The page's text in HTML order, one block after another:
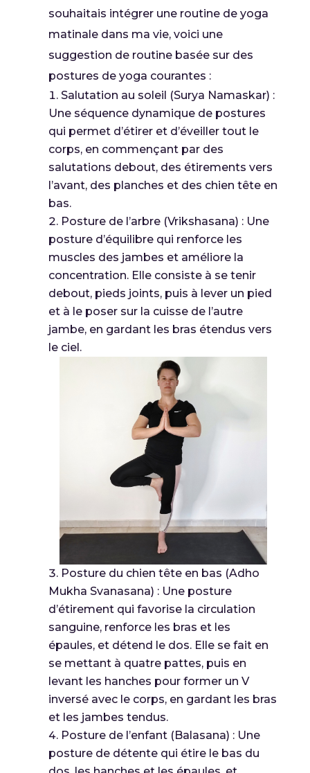
souhaitais intégrer une routine de yoga
matinale dans ma vie, voici une
suggestion de routine basée sur des
postures de yoga courantes :
Salutation au soleil (Surya Namaskar) :
Une séquence dynamique de postures
qui permet d’étirer et d’éveiller tout le
corps, en commençant par des
salutations debout, des étirements vers
l’avant, des planches et des chien tête en
bas.
Posture de l’arbre (Vrikshasana) : Une
posture d’équilibre qui renforce les
muscles des jambes et améliore la
concentration. Elle consiste à se tenir
debout, pieds joints, puis à lever un pied
et à le poser sur la cuisse de l’autre
jambe, en gardant les bras étendus vers
le ciel.
Posture du chien tête en bas (Adho
Mukha Svanasana) : Une posture
d’étirement qui favorise la circulation
sanguine, renforce les bras et les
épaules, et détend le dos. Elle se fait en
se mettant à quatre pattes, puis en
levant les hanches pour former un V
inversé avec le corps, en gardant les bras
et les jambes tendus.
Posture de l’enfant (Balasana) : Une
posture de détente qui étire le bas du